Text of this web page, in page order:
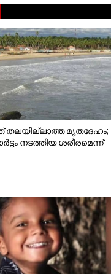
തലയില്ലാത്ത മൃതദേഹം;
നടത്തിയ ശരീരമെന്ന്